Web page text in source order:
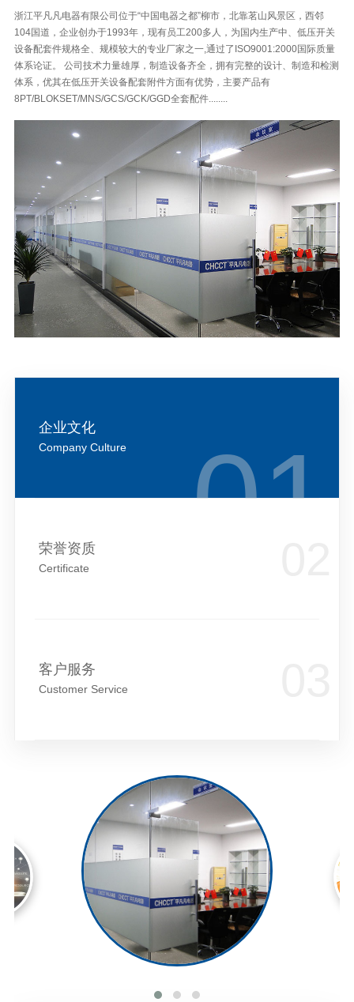
浙江平凡凡电器有限公司位于“中国电器之都”柳市，北靠茗山风景区，西邻
104国道，企业创办于1993年，现有员工200多人，为国内生产中、低压开关
设备配套件规格全、规模较大的专业厂家之一,通过了ISO9001:2000国际质量
体系论证。 公司技术力量雄厚，制造设备齐全，拥有完整的设计、制造和检测
体系，优其在低压开关设备配套附件方面有优势，主要产品有
8PT/BLOKSET/MNS/GCS/GCK/GGD全套配件........
企业文化
Company Culture
荣誉资质
Certificate
客户服务
Customer Service